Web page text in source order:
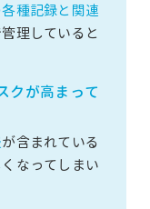
種記録と関連
理していると
クが高まって
が含まれている
なってしまい